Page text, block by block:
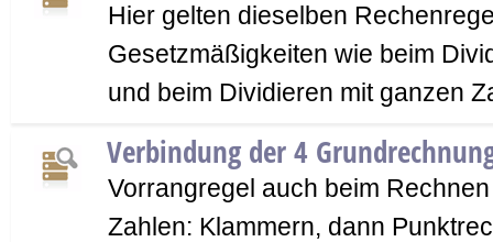
Hier gelten dieselben
Gesetzmäßigkeiten wie beim
und beim Dividieren mit ganzen
Verbindung der 4
Vorrangregel auch beim
Zahlen: Klammern, dann